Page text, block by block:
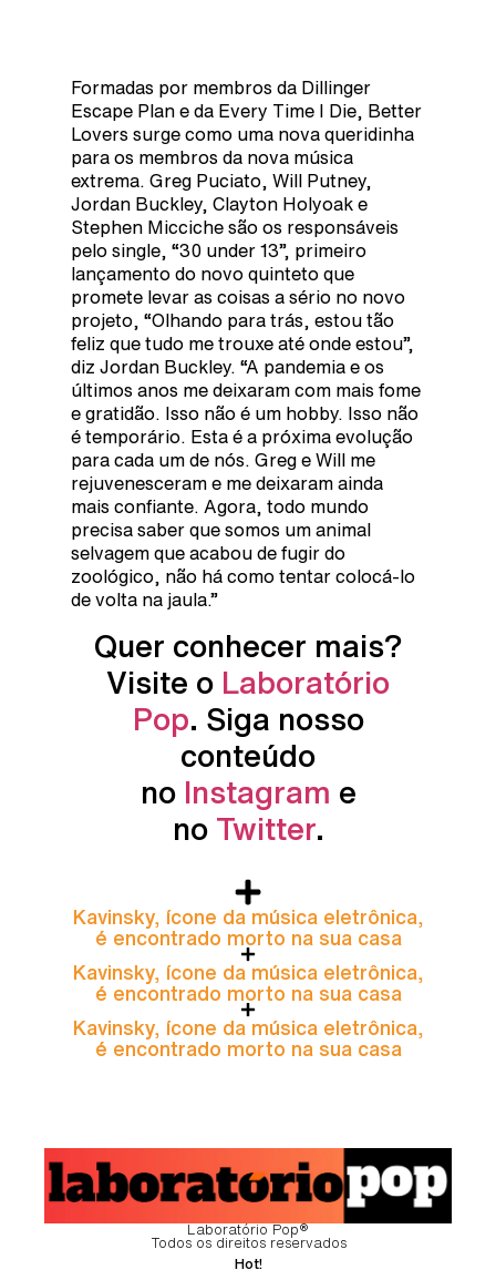
Formadas por membros da Dillinger
Escape Plan e da Every Time I Die, Better
Lovers surge como uma nova queridinha
para os membros da nova música
extrema. Greg Puciato, Will Putney,
Jordan Buckley, Clayton Holyoak e
Stephen Micciche são os responsáveis
pelo single, “30 under 13”, primeiro
lançamento do novo quinteto que
promete levar as coisas a sério no novo
projeto, “Olhando para trás, estou tão
feliz que tudo me trouxe até onde estou”,
diz Jordan Buckley. “A pandemia e os
últimos anos me deixaram com mais fome
e gratidão. Isso não é um hobby. Isso não
é temporário. Esta é a próxima evolução
para cada um de nós. Greg e Will me
rejuvenesceram e me deixaram ainda
mais confiante. Agora, todo mundo
precisa saber que somos um animal
selvagem que acabou de fugir do
zoológico, não há como tentar colocá-lo
de volta na jaula.”
Quer conhecer mais?
Visite o Laboratório
Pop. Siga nosso
conteúdo
no Instagram e
no Twitter.
Kavinsky, ícone da música eletrônica,
é encontrado morto na sua casa
Kavinsky, ícone da música eletrônica,
é encontrado morto na sua casa
Kavinsky, ícone da música eletrônica,
é encontrado morto na sua casa
Laboratório Pop®
Todos os direitos reservados
Hot!